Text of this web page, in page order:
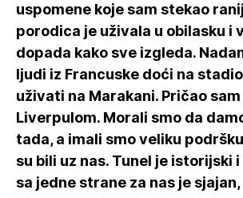
uspomene koje sam stekao
porodica je uživala u obilasku i
dopada kako sve izgleda.
ljudi iz Francuske doći na
uživati na Marakani. Pričao
Liverpulom. Morali smo da
tada, a imali smo veliku
su bili uz nas. Tunel je istorijski
sa jedne strane za nas je sjajan,